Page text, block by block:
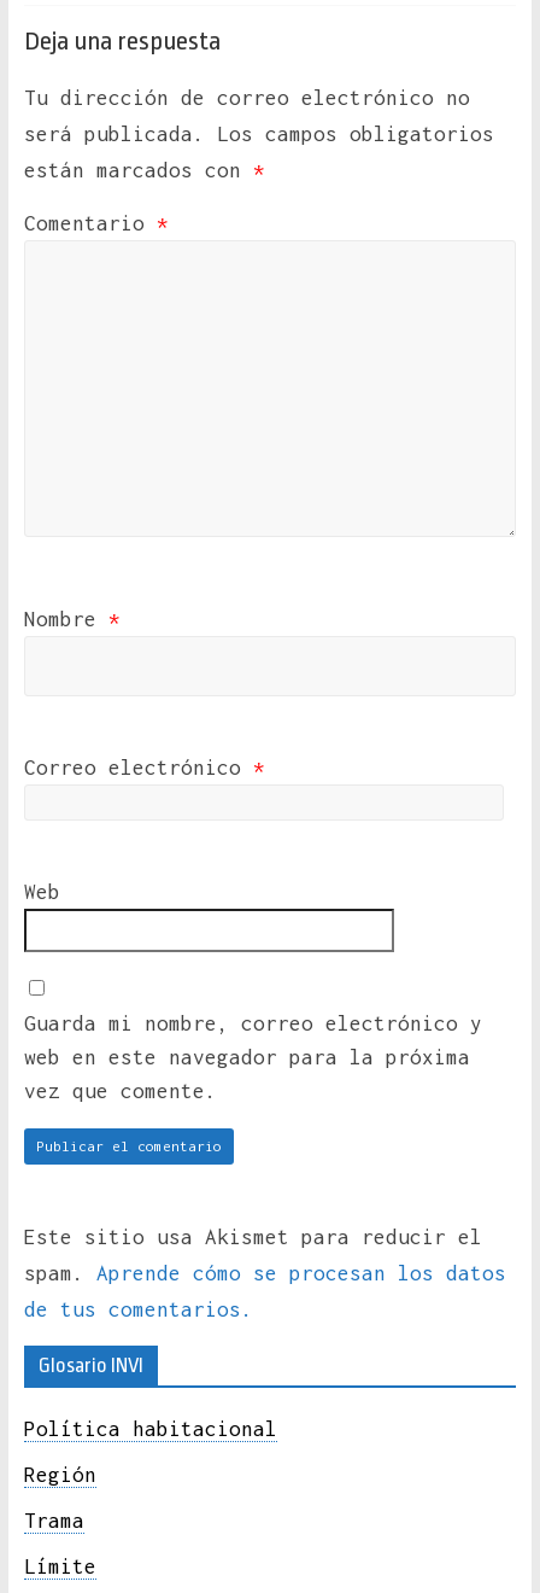
Deja una respuesta
Tu dirección de correo electrónico no
será publicada.
Los campos obligatorios
están marcados con *
Comentario *
Nombre *
Correo electrónico *
Web
Guarda mi nombre, correo electrónico y
web en este navegador para la próxima
vez que comente.
Este sitio usa Akismet para reducir el
spam. Aprende cómo se procesan los datos
de tus comentarios.
Glosario INVI
Política habitacional
Región
Trama
Límite